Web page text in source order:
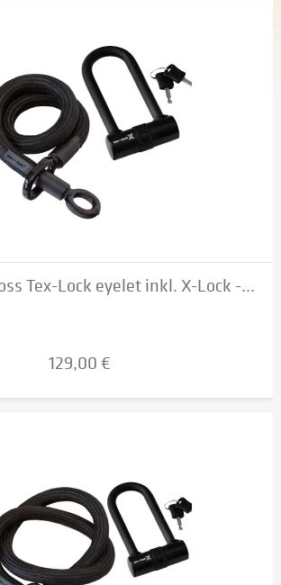
Tex-Lock eyelet inkl. X-Lock -...
129,00 €